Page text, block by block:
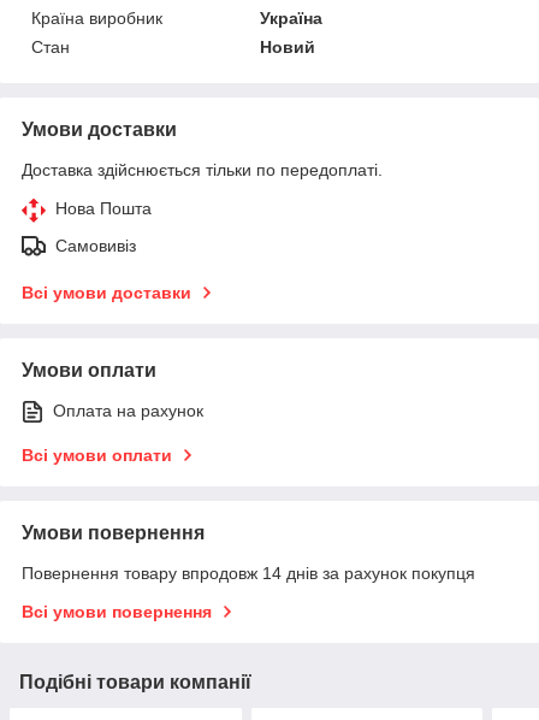
Країна виробник
Україна
Стан
Новий
Умови доставки
Доставка здійснюється тільки по передоплаті.
Нова Пошта
Самовивіз
Всі умови доставки
Умови оплати
Оплата на рахунок
Всі умови оплати
Умови повернення
Повернення товару впродовж 14 днів за рахунок покупця
Всі умови повернення
Подібні товари компанії